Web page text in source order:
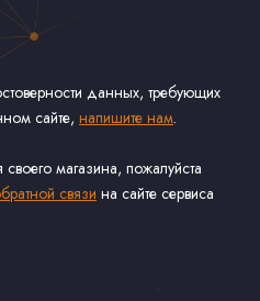
данных, требующих
сайте, напишите нам.
магазина, пожалуйста
связи на сайте сервиса